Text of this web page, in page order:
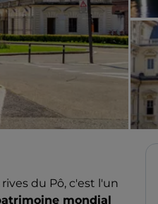
rives du Pô, c'est l'un
mondial